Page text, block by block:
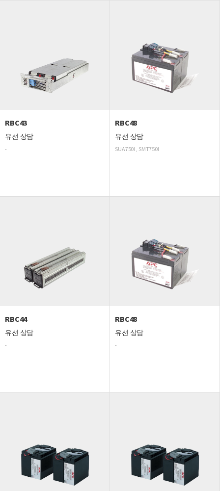
RBC43
유선 상담
-
RBC48
유선 상담
SUA750I , SMT750I
RBC44
유선 상담
-
RBC48
유선 상담
-